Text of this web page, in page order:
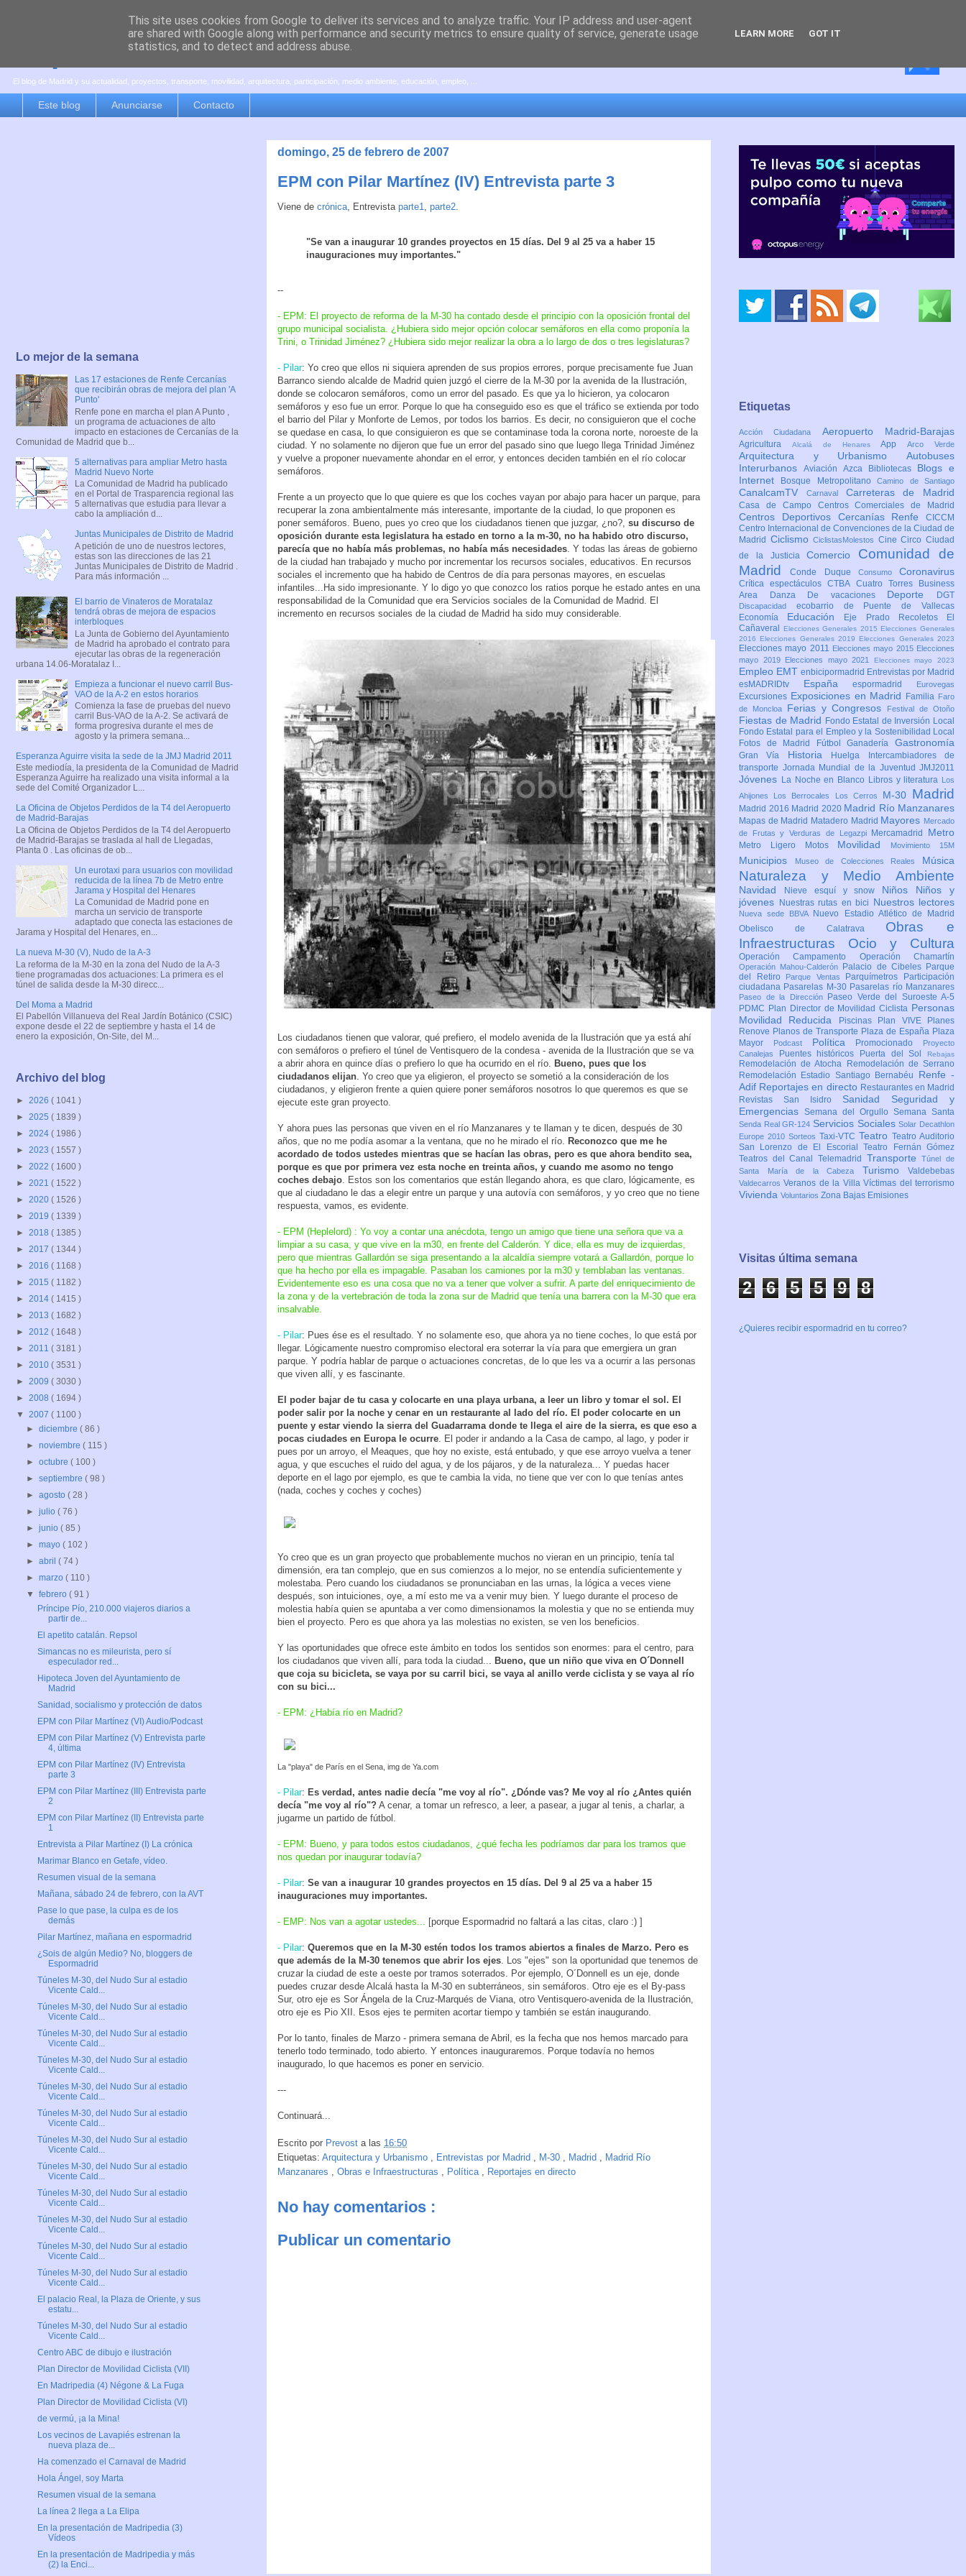
es por madrid
El blog de Madrid y su actualidad, proyectos, transporte, movilidad, arquitectura, participación, medio ambiente, educación, empleo, ...
Este blog Anunciarse Contacto
domingo, 25 de febrero de 2007
EPM con Pilar Martínez (IV) Entrevista parte 3
Viene de crónica , Entrevista parte1 parte2
"Se van a inaugurar 10 grandes proyectos en 15 días. Del 9 al 25 va a haber 15
inauguraciones muy importantes."
--
- EPM: El proyecto de reforma de la M-30 ha contado desde el principio con la oposición frontal del
grupo municipal socialista. ¿Hubiera sido mejor opción colocar semáforos en ella como proponía la
Trini, o Trinidad Jiménez? ¿Hubiera sido mejor realizar la obra a lo largo de dos o tres legislaturas?
- Pilar: Yo creo que ellos ni siquiera aprenden de sus propios errores, porque precisamente fue Juan
Barranco siendo alcalde de Madrid quien juzgó el cierre de la M-30 por la avenida de la Ilustración,
donde se colocaron semáforos, como un error del pasado. Es que ya lo hicieron, ya colocaron
semáforos y eso fue un error. Porque lo que ha conseguido eso es que el tráfico se extienda por todo
el barrio del Pilar y Monforte de Lemos, por todos los barrios. Es decir, no consiguieron que el coche
se quedase en casa, lo que consiguieron es que se contaminase toda la corona norte, noroeste de la
ciudad. Y no solamente no dijeron que fue un error del pasado sino que luego llega Trinidad Jiménez
y vuelve a proponer nuevamente ahondar en el error, y entonces deciden también en el río colocar
semáforos.
Frente a un proyecto que lo que quiere es que los coches vayan por abajo para hacer un parque, para
recuperar la zona ambientalmente más interesante, importante de la ciudad, lo que proponen es
poner semáforos. Bueno, pues yo creo que los ciudadanos tienen que juzgar, ¿no?, su discurso de
oposición durante esta legislatura ha estado en torno a la m-30, no ha habido otro discurso,
parecía que no había más problemas, no había más necesidades . Y todas las áreas de gobierno
de la ciudad han trabajado y mucho por incrementar los recursos sociales, educativos. En recursos
sociales el incremento que ha habido de Centros de día para personas mayores, en escuelas
infantiles...Ha sido impresionante. Y lo digo yo que conozco los ratios porque he estado antes en una
responsabilidad de la Comunidad que era Servicios sociales de la Comunidad de Madrid. El
incremento en recursos sociales de la ciudad de Madrid ha sido muy considerable.
Los ciudadanos tienen que valorar, qué prefiero, el modelo avenida de la Ilustración que ya está ahí
con semáforos o prefiero el túnel de Ventisquero de la condesa - avenida de la Ilustración que se va
a abrir ahora en quince días o prefiero lo que ha ocurrido en el río.
Bueno, pues que los
ciudadanos elijan . Yo creo que ya eligieron, el proyecto se sometió a la consideración de los
ciudadanos, y eligieron frente a quien quiere poner semáforos nosotros lo que queremos es que se
ejecute este gran proyecto.
Y ahora pues las personas que viven en el río Manzanares y te llaman y te dicen, después de 30
años, que no me podía asomar a la ventana, que no he mirado el río.
Reconozco que me he
acordado de todos ustedes mientras que se hacían las obras, pero es que ahora bendito sea,
porque es que por primera vez esta noche en treinta años, y cuando me asomo no tengo
coches debajo . Estos son los comentarios que están llegando ahora, es que claro, lógicamente, es
que al ciudadano le das a elegir entre un parque y una autovía con semáforos, y yo creo que no tiene
respuesta, vamos, es evidente.
- EPM (Heplelord) : Yo voy a contar una anécdota, tengo un amigo que tiene una señora que va a
limpiar a su casa, y que vive en la m30, en frente del Calderón. Y dice, ella es muy de izquierdas,
pero que mientras Gallardón se siga presentando a la alcaldía siempre votará a Gallardón, porque lo
que ha hecho por ella es impagable. Pasaban los camiones por la m30 y temblaban las ventanas.
Evidentemente eso es una cosa que no va a tener que volver a sufrir. A parte del enriquecimiento de
la zona y de la vertebración de toda la zona sur de Madrid que tenía una barrera con la M-30 que era
insalvable.
- Pilar: Pues ése es el resultado. Y no solamente eso, que ahora ya no tiene coches, lo que está por
llegar. Lógicamente nuestro compromiso electoral era soterrar la vía para que emergiera un gran
parque. Y podría hablar de parque o actuaciones concretas, de lo que les va a ocurrir a las personas
que viven allí, y es fascinante.
El poder bajar de tu casa y colocarte en una playa urbana, a leer un libro y tomar el sol. El
poder salir por la noche y cenar en un restaurante al lado del río. El poder colocarte en un
puente y estar viendo la sierra del Guadarrama donde te llega el aire de la sierra, es que eso a
pocas ciudades en Europa le ocurre . El poder ir andando a la Casa de campo, al lago, y poder ir
pues por un arroyo, el Meaques, que hoy no existe, está entubado, y que ese arroyo vuelva a tener
agua, y que escuches el ruido del agua, y de los pájaros, y de la naturaleza... Y puedas hacer
deporte en el lago por ejemplo, es que te cambia la vida, no tiene que ver con lo que tenías antes
(nada, coches y coches y coches)
Yo creo que es un gran proyecto que probablemente muchos no vieran en un principio, tenía tal
dimensión, era tan complejo, que en sus comienzos a lo mejor, no se entendía suficientemente y
molestaba. Pero cuando los ciudadanos se pronunciaban en las urnas, la lógica a veces viene
después, son intuiciones, oye, a mí esto me va a venir muy bien. Y luego durante el proceso de
molestia había quien se apuntaba a ver como dimensionamos la molestia y que no se entienda muy
bien el proyecto. Pero es que ahora ya las molestias no existen, se ven los beneficios.
Y las oportunidades que ofrece este ámbito en todos los sentidos son enormes: para el centro, para
los ciudadanos que viven allí, para toda la ciudad...
Bueno, que un niño que viva en O´Donnell
que coja su bicicleta, se vaya por su carril bici, se vaya al anillo verde ciclista y se vaya al río
con su bici...
- EPM: ¿Había río en Madrid?
La "playa" de París en el Sena, img de Ya.com
- Pilar: Es verdad, antes nadie decía "me voy al río". ¿Dónde vas? Me voy al río ¿Antes quién
decía "me voy al río"? A cenar, a tomar un refresco, a leer, a pasear, a jugar al tenis, a charlar, a
jugarme un partido de fútbol.
- EPM: Bueno, y para todos estos ciudadanos, ¿qué fecha les podríamos dar para los tramos que
nos quedan por inaugurar todavía?
- Pilar: Se van a inaugurar 10 grandes proyectos en 15 días. Del 9 al 25 va a haber 15
inauguraciones muy importantes.
- EMP: Nos van a agotar ustedes... [porque Espormadrid no faltará a las citas, claro :) ]
- Pilar: Queremos que en la M-30 estén todos los tramos abiertos a finales de Marzo. Pero es
que además de la M-30 tenemos que abrir los ejes . Los "ejes" son la oportunidad que tenemos de
cruzar la ciudad de este a oeste por tramos soterrados. Por ejemplo, O´Donnell es un eje, donde
puedes cruzar desde Alcalá hasta la M-30 en subterráneos, sin semáforos. Otro eje es el By-pass
Sur, otro eje es Sor Ángela de la Cruz-Marqués de Viana, otro Ventisquero-avenida de la Ilustración,
otro eje es Pio XII. Esos ejes te permiten acortar tiempo y también se están inaugurando.
Por lo tanto, finales de Marzo - primera semana de Abril, es la fecha que nos hemos marcado para
tenerlo todo terminado, todo abierto. Y entonces inauguraremos. Porque todavía no hemos
inaugurado, lo que hacemos es poner en servicio.
---
Continuará...
Escrito por Prevost a las 16:50
Etiquetas: Arquitectura y Urbanismo , Entrevistas por Madrid , M-30 , Madrid , Madrid Río
Manzanares , Obras e Infraestructuras , Política , Reportajes en directo
No hay comentarios :
Publicar un comentario
Lo mejor de la semana
Las 17 estaciones de Renfe Cercanías
que recibirán obras de mejora del plan 'A
Punto'
Renfe pone en marcha el plan A Punto ,
un programa de actuaciones de alto
impacto en estaciones de Cercanías de la
Comunidad de Madrid que b...
5 alternativas para ampliar Metro hasta
Madrid Nuevo Norte
La Comunidad de Madrid ha publicado
en el Portal de Trasparencia regional las
5 alternativas que estudia para llevar a
cabo la ampliación d...
Juntas Municipales de Distrito de Madrid
A petición de uno de nuestros lectores,
estas son las direcciones de las 21
Juntas Municipales de Distrito de Madrid .
Para más información ...
El barrio de Vinateros de Moratalaz
tendrá obras de mejora de espacios
interbloques
La Junta de Gobierno del Ayuntamiento
de Madrid ha aprobado el contrato para
ejecutar las obras de la regeneración
urbana 14.06-Moratalaz I...
Empieza a funcionar el nuevo carril Bus-
VAO de la A-2 en estos horarios
Comienza la fase de pruebas del nuevo
carril Bus-VAO de la A-2. Se activará de
forma progresiva durante el mes de
agosto y la primera semana...
Esperanza Aguirre visita la sede de la JMJ Madrid 2011
Este mediodía, la presidenta de la Comunidad de Madrid
Esperanza Aguirre ha realizado una visita informal a la
sede del Comité Organizador L...
La Oficina de Objetos Perdidos de la T4 del Aeropuerto
de Madrid-Barajas
La Oficina de Objetos Perdidos de la T4 del Aeropuerto
de Madrid-Barajas se traslada al hall de Llegadas,
Planta 0 . Las oficinas de ob...
Un eurotaxi para usuarios con movilidad
reducida de la línea 7b de Metro entre
Jarama y Hospital del Henares
La Comunidad de Madrid pone en
marcha un servicio de transporte
adaptado que conecta las estaciones de
Jarama y Hospital del Henares, en...
La nueva M-30 (V), Nudo de la A-3
La reforma de la M-30 en la zona del Nudo de la A-3
tiene programadas dos actuaciones: La primera es el
túnel de salida desde la M-30 direcc...
Del Moma a Madrid
El Pabellón Villanueva del Real Jardín Botánico (CSIC)
expone desde el 22 de septiembre y hasta el 14 de
enero la exposición, On-Site, del M...
Archivo del blog
► 2026 ( 1041 )
► 2025 ( 1839 )
► 2024 ( 1986 )
► 2023 ( 1557 )
► 2022 ( 1600 )
► 2021 ( 1522 )
► 2020 ( 1526 )
► 2019 ( 1339 )
► 2018 ( 1385 )
► 2017 ( 1344 )
► 2016 ( 1168 )
► 2015 ( 1182 )
► 2014 ( 1415 )
► 2013 ( 1682 )
► 2012 ( 1648 )
► 2011 ( 3181 )
► 2010 ( 3531 )
► 2009 ( 3030 )
► 2008 ( 1694 )
▼ 2007 ( 1100 )
►diciembre( 86 )
►noviembre( 115 )
►octubre( 100 )
►septiembre( 98 )
►agosto( 28 )
►julio( 76 )
►junio( 85 )
►mayo( 102 )
►abril( 74 )
►marzo( 110 )
▼febrero( 91 )
Príncipe Pío, 210.000 viajeros diarios a
partir de...
El apetito catalán. Repsol
Simancas no es mileurista, pero sí
especulador red...
Hipoteca Joven del Ayuntamiento de
Madrid
Sanidad, socialismo y protección de datos
EPM con Pilar Martínez (VI) Audio/Podcast
EPM con Pilar Martínez (V) Entrevista parte
4, última
EPM con Pilar Martínez (IV) Entrevista
parte 3
EPM con Pilar Martínez (III) Entrevista parte
2
EPM con Pilar Martínez (II) Entrevista parte
1
Entrevista a Pilar Martínez (I) La crónica
Marimar Blanco en Getafe, vídeo.
Resumen visual de la semana
Mañana, sábado 24 de febrero, con la AVT
Pase lo que pase, la culpa es de los
demás
Pilar Martínez, mañana en espormadrid
¿Sois de algún Medio? No, bloggers de
Espormadrid
Túneles M-30, del Nudo Sur al estadio
Vicente Cald...
Túneles M-30, del Nudo Sur al estadio
Vicente Cald...
Túneles M-30, del Nudo Sur al estadio
Vicente Cald...
Túneles M-30, del Nudo Sur al estadio
Vicente Cald...
Túneles M-30, del Nudo Sur al estadio
Vicente Cald...
Túneles M-30, del Nudo Sur al estadio
Vicente Cald...
Túneles M-30, del Nudo Sur al estadio
Vicente Cald...
Túneles M-30, del Nudo Sur al estadio
Vicente Cald...
Túneles M-30, del Nudo Sur al estadio
Vicente Cald...
Túneles M-30, del Nudo Sur al estadio
Vicente Cald...
Túneles M-30, del Nudo Sur al estadio
Vicente Cald...
Túneles M-30, del Nudo Sur al estadio
Vicente Cald...
El palacio Real, la Plaza de Oriente, y sus
estatu...
Túneles M-30, del Nudo Sur al estadio
Vicente Cald...
Centro ABC de dibujo e ilustración
Plan Director de Movilidad Ciclista (VII)
En Madripedia (4) Négone & La Fuga
Plan Director de Movilidad Ciclista (VI)
de vermú, ¡a la Mina!
Los vecinos de Lavapiés estrenan la
nueva plaza de...
Ha comenzado el Carnaval de Madrid
Hola Ángel, soy Marta
Resumen visual de la semana
La línea 2 llega a La Elipa
En la presentación de Madripedia (3)
Vídeos
En la presentación de Madripedia y más
(2) la Enci...
Etiquetas
Acción Ciudadana Aeropuerto Madrid-Barajas
Agricultura Alcalá de HenaresAppArco Verde
Arquitectura y Urbanismo Autobuses
Interurbanos Aviación Azca Bibliotecas Blogs e
Internet
Bosque MetropolitanoCamino de Santiago
CanalcamTV Carnaval Carreteras de Madrid
Casa de Campo Centros Comerciales de Madrid
Centros Deportivos Cercanías Renfe CICCM
Centro Internacional de Convenciones de la Ciudad de
Madrid CiclismoCiclistasMolestos CineCircoCiudad
de la JusticiaComercio Comunidad de
MadridConde Duque Consumo Coronavirus
Crítica espectáculosCTBA Cuatro Torres Business
Area
Danza De vacaciones Deporte DGT
Discapacidad ecobarrio de Puente de Vallecas
Economía Educación Eje Prado Recoletos
El
Cañaveral
Elecciones Generales 2015 Elecciones Generales
2016 Elecciones Generales 2019 Elecciones Generales 2023
Elecciones mayo 2011 Elecciones mayo 2015 Elecciones
mayo 2019
Elecciones mayo 2021 Elecciones mayo 2023
Empleo EMT enbicipormadrid Entrevistas por Madrid
esMADRIDtv Españaespormadrid Eurovegas
Excursiones Exposiciones en Madrid Familia Faro
de Moncloa
Ferias y Congresos Festival de Otoño
Fiestas de Madrid Fondo Estatal de Inversión Local
Fondo Estatal para el Empleo y la Sostenibilidad Local
Fotos de Madrid
FútbolGanaderíaGastronomía
Gran Vía Historia Huelga
Intercambiadores de
transporte Jornada Mundial de la Juventud JMJ2011
Jóvenes La Noche en Blanco Libros y literatura
Los
Ahijones
Los Berrocales Los Cerros M-30 Madrid
Madrid 2016 Madrid 2020 Madrid Río Manzanares
Mapas de Madrid Matadero Madrid Mayores Mercado
de Frutas y Verduras de Legazpi
Mercamadrid Metro
Metro Ligero Motos Movilidad Movimiento 15M
Municipios Museo de Colecciones Reales Música
Naturaleza y Medio Ambiente
Navidad Nieve esquí y snow Niños Niños y
jóvenes
Nuestras rutas en bici Nuestros lectores
Nueva sede BBVA
Nuevo Estadio Atlético de Madrid
Obelisco de Calatrava Obras e
Infraestructuras Ocio y Cultura
Operación Campamento Operación Chamartín
Operación Mahou-Calderón Palacio de Cibeles Parque
del Retiro
Parque Ventas Parquímetros
Participación
ciudadana Pasarelas M-30 Pasarelas río Manzanares
Paseo de la Dirección
Paseo Verde del Suroeste A-5
PDMC Plan Director de Movilidad Ciclista Personas
Movilidad Reducida
Piscinas Plan VIVE
Planes
Renove Planos de Transporte Plaza de España Plaza
Mayor
Podcast Política Promocionado
Proyecto
Canalejas
Puentes históricos Puerta del Sol Rebajas
Remodelación de Atocha
Remodelación de Serrano
Remodelación Estadio Santiago Bernabéu Renfe -
Adif Reportajes en directo Restaurantes en Madrid
Revistas San Isidro Sanidad Seguridad y
Emergencias Semana del Orgullo Semana Santa
Senda Real GR-124 Servicios SocialesSolar Decathlon
Europe 2010 Sorteos Taxi-VTC Teatro Teatro Auditorio
San Lorenzo de El EscorialTeatro Fernán Gómez
Teatros del Canal Telemadrid TransporteTúnel de
Santa María de la Cabeza Turismo Valdebebas
ValdecarrosVeranos de la VillaVíctimas del terrorismo
Vivienda Voluntarios Zona Bajas Emisiones
Visitas última semana
2 6 5 5 9 8
¿Quieres recibir espormadrid en tu correo?
This site uses cookies from Google to deliver its services and to analyze traffic. Your IP address and user-agent
are shared with Google along with performance and security metrics to ensure quality of service, generate usage
statistics, and to detect and address abuse.
LEARN MORE GOT IT